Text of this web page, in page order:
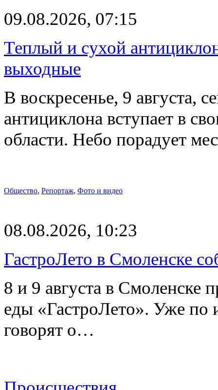
09.08.2026, 07:15
Теплый и сухой
выходные
В воскресенье, 9 августа,
антициклона вступает в
области. Небо порадует
Общество, Репортаж, Фото и видео
08.08.2026, 10:23
ГастроЛето в Смоленске
8 и 9 августа в Смоленске
еды «ГастроЛето». Уже по
говорят о…